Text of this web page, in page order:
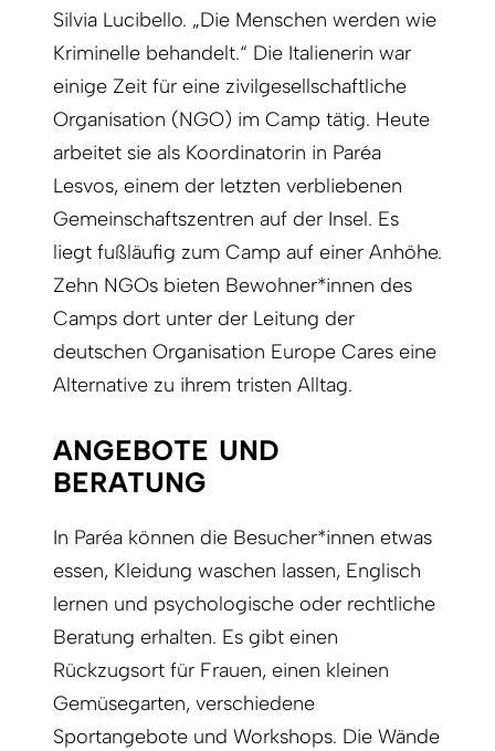
Silvia Lucibello. „Die Menschen werden wie
Kriminelle behandelt.“ Die Italienerin war
einige Zeit für eine zivilgesellschaftliche
Organisation (NGO) im Camp tätig. Heute
arbeitet sie als Koordinatorin in Paréa
Lesvos, einem der letzten verbliebenen
Gemeinschaftszentren auf der Insel. Es
liegt fußläufig zum Camp auf einer Anhöhe.
Zehn NGOs bieten Bewohner*innen des
Camps dort unter der Leitung der
deutschen Organisation Europe Cares eine
Alternative zu ihrem tristen Alltag.
ANGEBOTE UND
BERATUNG
In Paréa können die Besucher*innen etwas
essen, Kleidung waschen lassen, Englisch
lernen und psychologische oder rechtliche
Beratung erhalten. Es gibt einen
Rückzugsort für Frauen, einen kleinen
Gemüsegarten, verschiedene
Sportangebote und Workshops. Die Wände